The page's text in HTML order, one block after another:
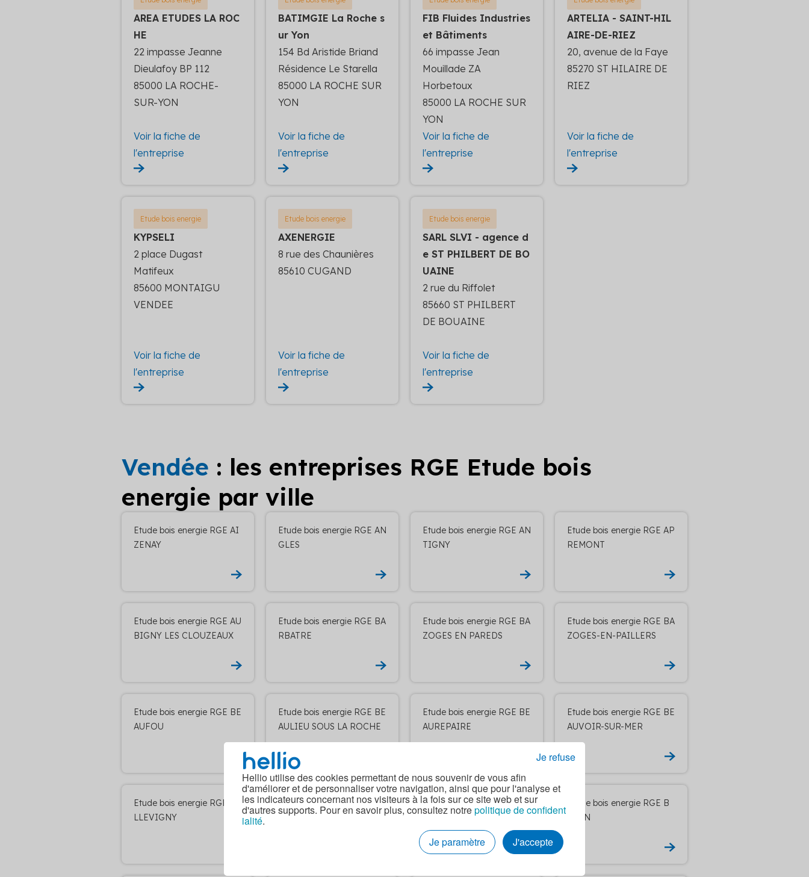
Hellio utilise des cookies permettant de nous souvenir de vous afin
d'améliorer et de personnaliser votre navigation, ainsi que pour l'analyse et
les indicateurs concernant nos visiteurs à la fois sur ce site web et sur
d'autres supports. Pour en savoir plus, consultez notrepolitique de confident
ialité.
Je paramètre
J'accepte
Je refuse
AREA ETUDES LA ROC
HE
22 impasse Jeanne
Dieulafoy BP 112
85000 LA ROCHE-
SUR-YON
Voir la fiche de
l'entreprise
BATIMGIE La Roche s
ur Yon
154 Bd Aristide Briand
Résidence Le Starella
85000 LA ROCHE SUR
YON
Voir la fiche de
l'entreprise
FIB Fluides Industries
et Bâtiments
66 impasse Jean
Mouillade ZA
Horbetoux
85000 LA ROCHE SUR
YON
Voir la fiche de
l'entreprise
ARTELIA - SAINT-HIL
AIRE-DE-RIEZ
20, avenue de la Faye
85270 ST HILAIRE DE
RIEZ
Voir la fiche de
l'entreprise
Etude bois energie
KYPSELI
2 place Dugast
Matifeux
85600 MONTAIGU
VENDEE
Voir la fiche de
l'entreprise
Etude bois energie
AXENERGIE
8 rue des Chaunières
85610 CUGAND
Voir la fiche de
l'entreprise
Etude bois energie
SARL SLVI - agence d
e ST PHILBERT DE BO
UAINE
2 rue du Riffolet
85660 ST PHILBERT
DE BOUAINE
Voir la fiche de
l'entreprise
Vendée : les entreprises RGE Etude bois
energie par ville
Etude bois energie RGE AI
ZENAY
Etude bois energie RGE AN
GLES
Etude bois energie RGE AN
TIGNY
Etude bois energie RGE AP
REMONT
Etude bois energie RGE AU
BIGNY LES CLOUZEAUX
Etude bois energie RGE BA
RBATRE
Etude bois energie RGE BA
ZOGES EN PAREDS
Etude bois energie RGE BA
ZOGES-EN-PAILLERS
Etude bois energie RGE BE
AUFOU
Etude bois energie RGE BE
AULIEU SOUS LA ROCHE
Etude bois energie RGE BE
AUREPAIRE
Etude bois energie RGE BE
AUVOIR-SUR-MER
Etude bois energie RGE BE
LLEVIGNY
Etude bois energie RGE BE
NET
Etude bois energie RGE B
OIS-DE-CENE
Etude bois energie RGE B
OUIN